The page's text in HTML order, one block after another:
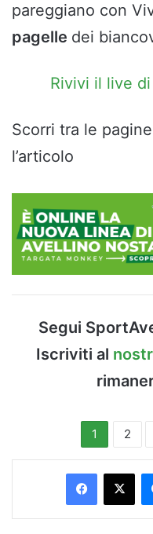
pareggiano con
pagelle dei
Rivivi il live
Scorri tra le
l’articolo
Segui
Iscriviti al
1 2
Facebook
X